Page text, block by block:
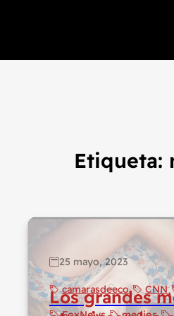
Etiqueta:
camarasdeeco CNN
25 mayo, 2023
Los grandes